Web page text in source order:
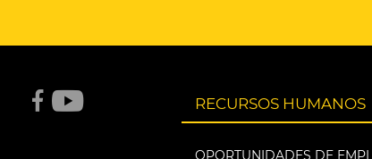
RECURSOS HUMANOS
OPORTUNIDADES DE